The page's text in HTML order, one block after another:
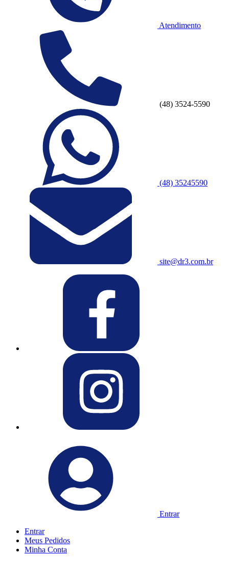
Atendimento
(48) 3524-5590
(48) 35245590
site@dr3.com.br
Entrar
Entrar
Meus Pedidos
Minha Conta